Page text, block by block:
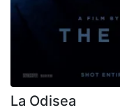
La Odisea